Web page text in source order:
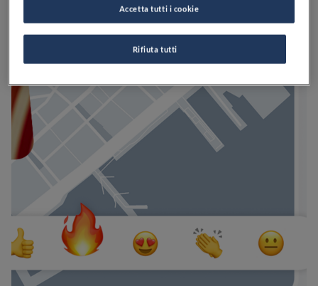
Rifiuta tutti
Accetta tutti i cookie